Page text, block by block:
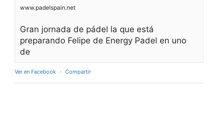
www.padelspain.net
Gran jornada de pádel la que está
preparando Felipe de Energy Padel en uno
de
Ver en Facebook · Compartir